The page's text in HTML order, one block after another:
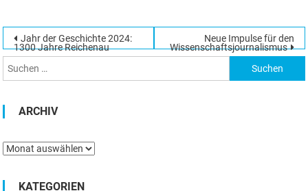
Beitragsnavigation
Jahr der Geschichte 2024:
1300 Jahre Reichenau
Neue Impulse für den
Wissenschaftsjournalismus
Suchen
ARCHIV
Archiv
KATEGORIEN